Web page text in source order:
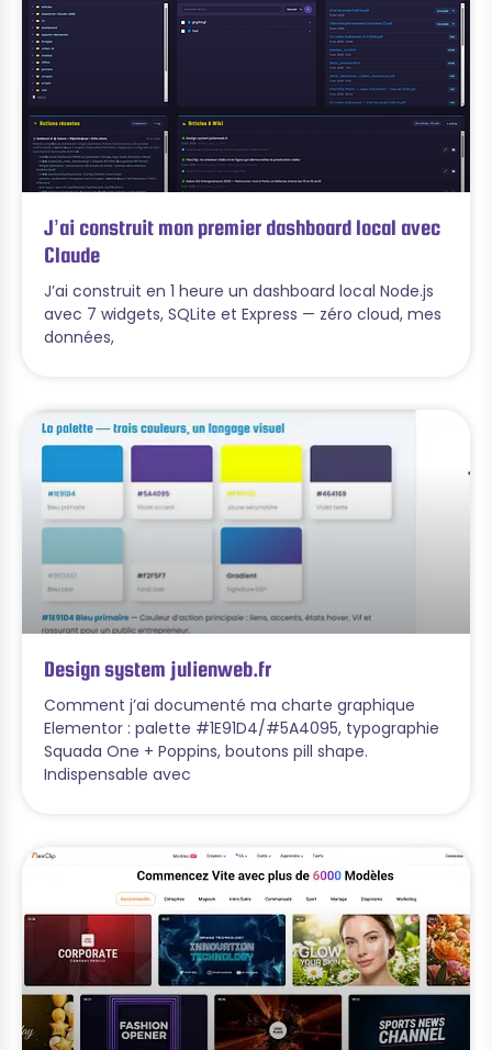
J’ai construit mon premier dashboard local avec
Claude
J’ai construit en 1 heure un dashboard local Node.js
avec 7 widgets, SQLite et Express — zéro cloud, mes
données,
Design system julienweb.fr
Comment j’ai documenté ma charte graphique
Elementor : palette #1E91D4/#5A4095, typographie
Squada One + Poppins, boutons pill shape.
Indispensable avec